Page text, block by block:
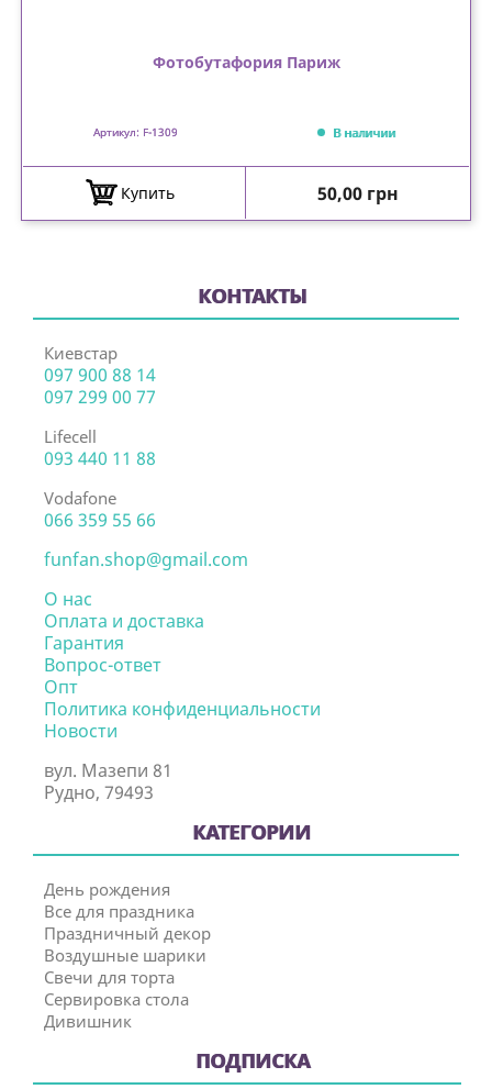
Фотобутафория Париж
Артикул: F-1309 В наличии
Купить Цена
50,00 грн
КОНТАКТЫ
Киевстар
097 900 88 14
097 299 00 77
Lifecell
093 440 11 88
Vodafone
066 359 55 66
funfan.shop@gmail.com
О нас
Оплата и доставка
Гарантия
Вопрос-ответ
Опт
Политика конфиденциальности
Новости
вул. Мазепи 81
Рудно, 79493
КАТЕГОРИИ
День рождения
Все для праздника
Праздничный декор
Воздушные шарики
Свечи для торта
Сервировка стола
Дивишник
ПОДПИСКА